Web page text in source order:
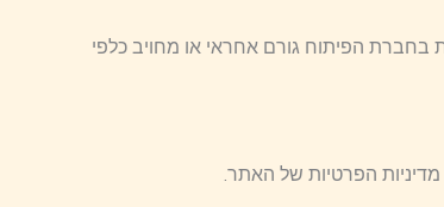
בחברת הפיתוח גורם אחראי או מחויב כלפי
הפרטיות של האתר.